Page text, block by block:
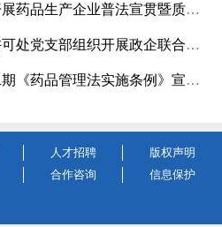
业普法宣贯暨质量管理提升座谈交流活动
支部组织开展政企联合主题党日活动
品管理法实施条例》宣贯培训班
人才招聘
版权声明
合作咨询
信息保护